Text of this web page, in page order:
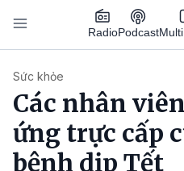
Nhảy đến nội dung
RadioPodcast
Sức khỏe
Các nhân
ứng trực cấp
bệnh dịp Tết